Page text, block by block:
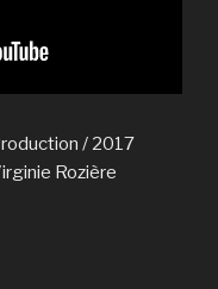
/ 2017
Rozière